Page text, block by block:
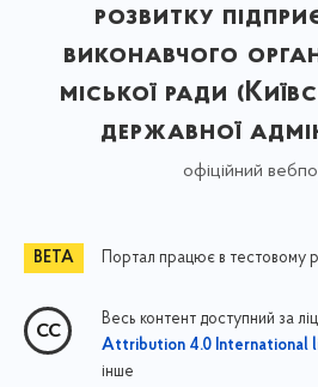
розвитку
виконавчого
міської ради
державної
офіційний
Портал працює в тестовому
Весь контент доступний за
Attribution 4.0 International
інше